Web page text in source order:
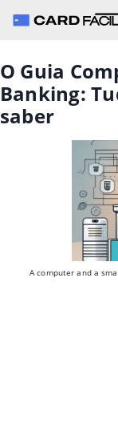
O Guia
Banking:
saber
A computer and a